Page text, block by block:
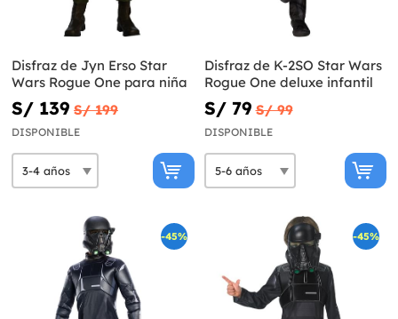
Disfraz de Jyn Erso Star
Wars Rogue One para niña
S/ 139 S/ 199
DISPONIBLE
Disfraz de K-2SO Star Wars
Rogue One deluxe infantil
S/ 79 S/ 99
DISPONIBLE
-45% -45%